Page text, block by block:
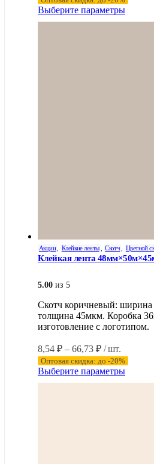
64,71 ₽
–
Выберите параметрыЭтот
товар
Акции, Клейкие ленты , Скотч, Цветной
Клейкая лента
5.00 из 5
Скотч коричневый:
толщина 45мкм. Коробка
изготовление с логотипом.
8,54 ₽ – 66,73 ₽Диапазон
цен:
8,54 ₽
–
/ шт.
Оптовая скидка: до -20%
Выберите параметрыЭтот
товар